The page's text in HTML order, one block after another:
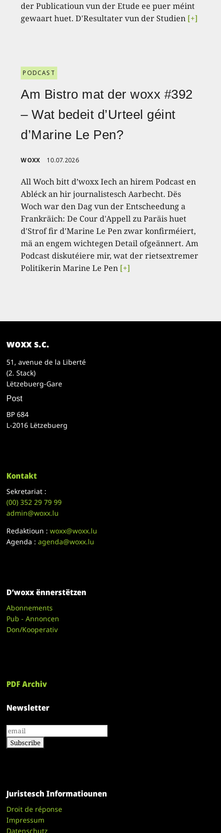
der Publicatioun vun der Etude ee puer méint
gewaart huet. D'Resultater vun der Studien [+]
PODCAST
Am Bistro mat der woxx #392
– Wat bedeit d’Urteel géint
d’Marine Le Pen?
WOXX 10.07.2026
All Woch bitt d’woxx Iech an hirem Podcast en
Abléck an hir journalistesch Aarbecht. Dës
Woch war den Dag vun der Entscheedung a
Frankräich: De Cour d'Appell zu Paräis huet
d'Strof fir d'Marine Le Pen zwar konfirméiert,
mä an engem wichtegen Detail ofgeännert. Am
Podcast diskutéiere mir, wat der rietsextremer
Politikerin Marine Le Pen [+]
woxx s.c.
51, avenue de la Liberté
(2. Stack)
Lëtzebuerg-Gare
Post
BP 684
L-2016 Lëtzebuerg
Kontakt
Sekretariat :
(00)352 29 79 99
admin@woxx.lu
Redaktioun :woxx@woxx.lu
Agenda :agenda@woxx.lu
D’woxx ënnerstëtzen
Abonnements
Pub - Annoncen
Don/Kooperativ
PDF Archiv
Newsletter
Juristesch Informatiounen
Droit de réponse
Impressum
Datenschutz